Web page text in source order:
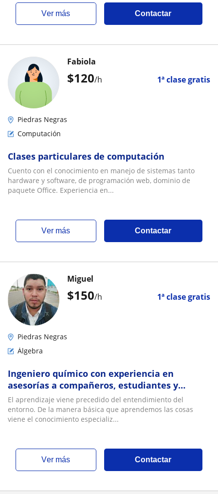
ver más Contactar
$120/h 1ª clase gratis
Fabiola
Piedras Negras
Computación
Clases particulares de computación
Cuento con el conocimiento en manejo de sistemas tanto
hardware y software, de programación web, dominio de
paquete Office. Experiencia en...
ver más Contactar
$150/h 1ª clase gratis
Miguel
Piedras Negras
Álgebra
Ingeniero químico con experiencia en
asesorías a compañeros, estudiantes y
trabajadores
El aprendizaje viene precedido del entendimiento del
entorno. De la manera básica que aprendemos las cosas
viene el conocimiento especializ...
ver más Contactar